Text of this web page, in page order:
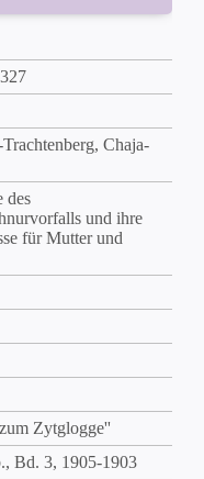
Chaja-
des
und ihre
für Mutter und
Zytglogge''
Bd. 3, 1905-1903